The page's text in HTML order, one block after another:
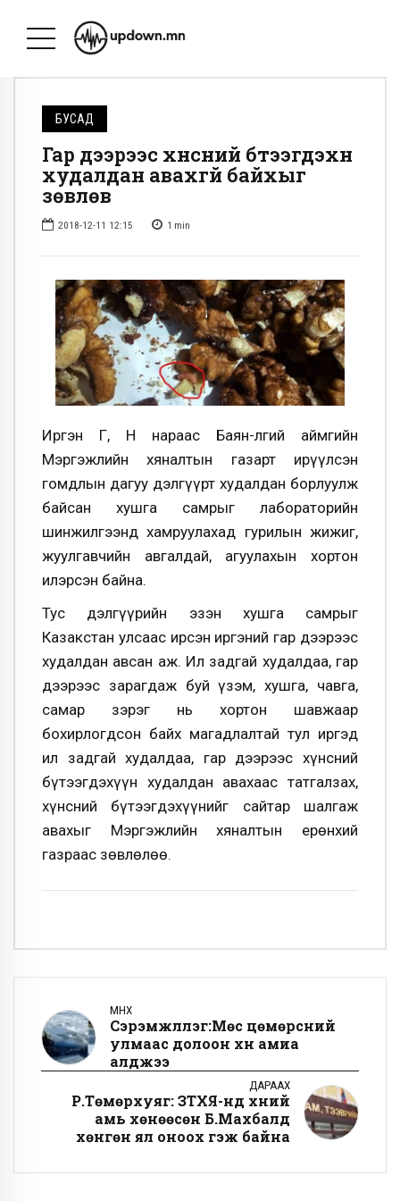
БУСАД
Гар дээрээс хүнсний бүтээгдэхүүн
худалдан авахгүй байхыг
зөвлөв
2018-12-11 12:15 1 min
Иргэн Г, Н нараас Баян-Өлгий аймгийн
Мэргэжлийн хяналтын газарт ирүүлсэн
гомдлын дагуу дэлгүүрт худалдан борлуулж
байсан хушга самрыг лабораторийн
шинжилгээнд хамруулахад гурилын жижиг,
жуулгавчийн авгалдай, агуулахын хортон
илэрсэн байна.
Тус дэлгүүрийн эзэн хушга самрыг
Казакстан улсаас ирсэн иргэний гар дээрээс
худалдан авсан аж. Ил задгай худалдаа, гар
дээрээс зарагдаж буй үзэм, хушга, чавга,
самар зэрэг нь хортон шавжаар
бохирлогдсон байх магадлалтай тул иргэд
ил задгай худалдаа, гар дээрээс хүнсний
бүтээгдэхүүн худалдан авахаас татгалзах,
хүнсний бүтээгдэхүүнийг сайтар шалгаж
авахыг Мэргэжлийн хяналтын ерөнхий
газраас зөвлөлөө.
ӨМНӨХ
Сэрэмжлүүлэг:Мөс цөмөрсний
улмаас долоон хүн амиа
алджээ
ДАРААХ
Р.Төмөрхуяг: ЗТХЯ-нд хүний
амь хөнөөсөн Б.Махбалд
хөнгөн ял оноох гэж байна